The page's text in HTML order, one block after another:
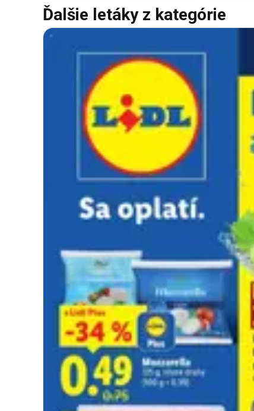
Ďalšie letáky z kategórie